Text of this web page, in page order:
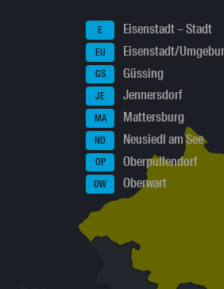
E Eisenstadt – Stadt
EU Eisenstadt/
GS Güssing
JE Jennersdorf
MA Mattersburg
ND Neusiedl am See
OP Oberpullendorf
OW Oberwart